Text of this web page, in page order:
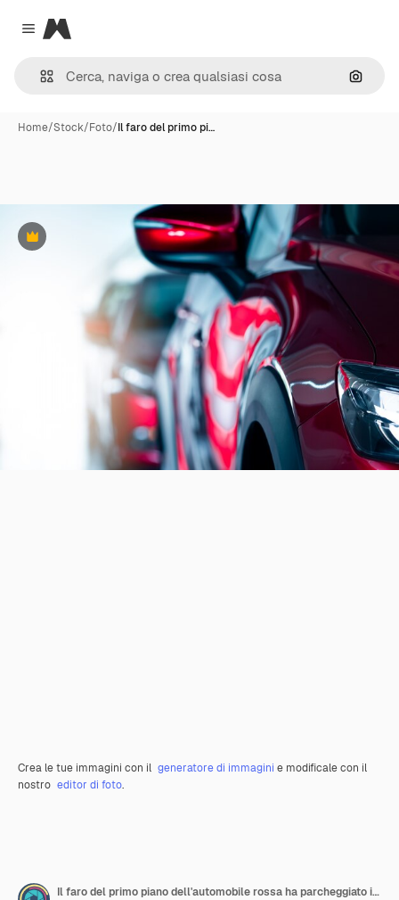
Close menu
Magnific
Cerca
Home/Stock/Foto/Il faro del primo pi…
Premium
Crea le tue immagini con il generatore di immagini e modificale con il
nostro editor di foto.
Il faro del primo piano dell'automobile rossa ha parcheggiato in sala d'esposizione moderna. Auto nuova e di lusso. Concetto di concessionaria auto. Industria automobilistica. Leasing automobilistico. La vista frontale dell'automobile brillante rossa ha parcheggiato in una fila in sala d'esposizione.